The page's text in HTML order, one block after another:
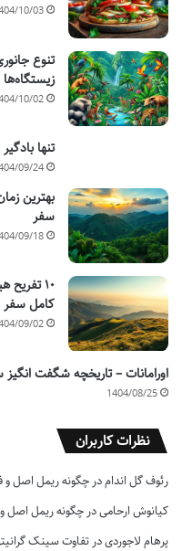
10/03
تنوع
زیستگاه‌ها
10/02
تنها
09/24
بهترین
سفر
09/18
۱۰
کامل سفر
09/02
اورامانات – تاریخچه شگفت
1404/08/25
نظرات کاربران
رئوف گل اندامدر چگونه ریمل اصل
کیانوش ارحامیدر چگونه ریمل
پرهام لاجوردیدر تفاوت سینک